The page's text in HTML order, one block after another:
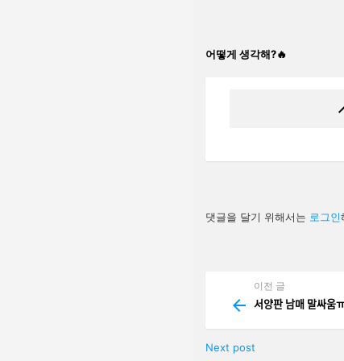
어떻게 생각해?🔥
답
글
댓글을 달기 위해서는 로그인
more
이전 글
서양판 남매
Next post